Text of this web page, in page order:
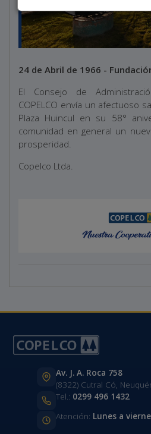
24 de Abril de 1966 -
El Consejo de
COPELCO envía un afectuoso
Plaza Huincul en su 58°
comunidad en general un
prosperidad.
Copelco Ltda.
Av. J. A. Roca 758
(8322) Cutral Có,
Tel.: 0299 496 1432
Atención: Lunes a